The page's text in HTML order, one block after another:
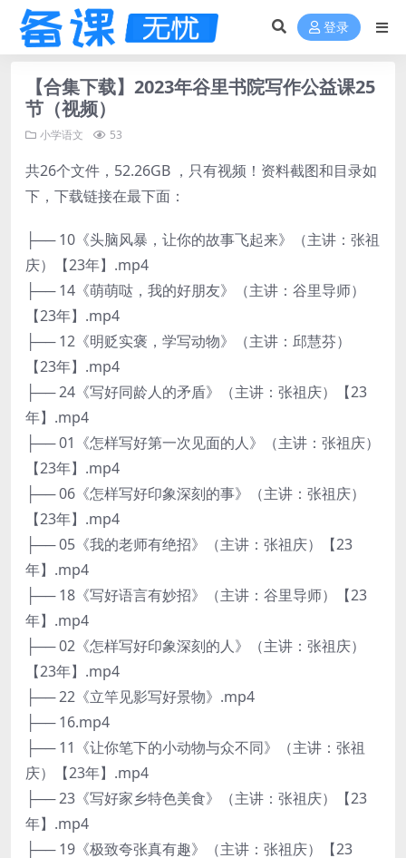
登录
【合集下载】2023年谷里书院写作公益课25
节（视频）
小学语文 53
共26个文件，52.26GB ，只有视频！资料截图和目录如
下，下载链接在最下面：
├── 10《头脑风暴，让你的故事飞起来》（主讲：张祖
庆）【23年】.mp4
├── 14《萌萌哒，我的好朋友》（主讲：谷里导师）
【23年】.mp4
├── 12《明贬实褒，学写动物》（主讲：邱慧芬）
【23年】.mp4
├── 24《写好同龄人的矛盾》（主讲：张祖庆）【23
年】.mp4
├── 01《怎样写好第一次见面的人》（主讲：张祖庆）
【23年】.mp4
├── 06《怎样写好印象深刻的事》（主讲：张祖庆）
【23年】.mp4
├── 05《我的老师有绝招》（主讲：张祖庆）【23
年】.mp4
├── 18《写好语言有妙招》（主讲：谷里导师）【23
年】.mp4
├── 02《怎样写好印象深刻的人》（主讲：张祖庆）
【23年】.mp4
├── 22《立竿见影写好景物》.mp4
├── 16.mp4
├── 11《让你笔下的小动物与众不同》（主讲：张祖
庆）【23年】.mp4
├── 23《写好家乡特色美食》（主讲：张祖庆）【23
年】.mp4
├── 19《极致夸张真有趣》（主讲：张祖庆）【23